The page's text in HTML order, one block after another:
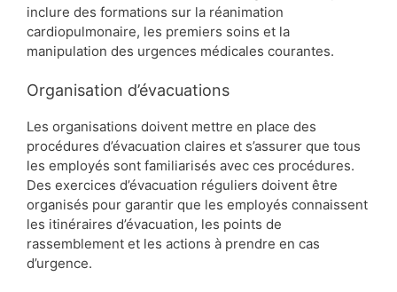
inclure des formations sur la réanimation
cardiopulmonaire, les premiers soins et la
manipulation des urgences médicales courantes.
Organisation d’évacuations
Les organisations doivent mettre en place des
procédures d’évacuation claires et s’assurer que tous
les employés sont familiarisés avec ces procédures.
Des exercices d’évacuation réguliers doivent être
organisés pour garantir que les employés connaissent
les itinéraires d’évacuation, les points de
rassemblement et les actions à prendre en cas
d’urgence.